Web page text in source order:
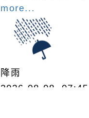
more...
降雨
2026-08-08,